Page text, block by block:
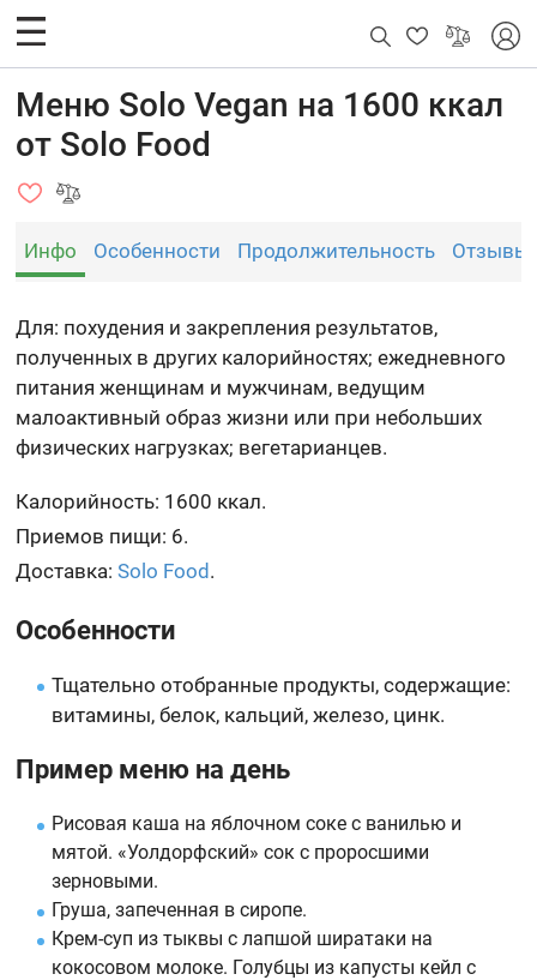
Меню Solo Vegan на 1600 ккал
от Solo Food
Инфо Особенности Продолжительность Отзывы
Для: похудения и закрепления результатов,
полученных в других калорийностях; ежедневного
питания женщинам и мужчинам, ведущим
малоактивный образ жизни или при небольших
физических нагрузках; вегетарианцев.
Калорийность: 1600 ккал.
Приемов пищи: 6.
Доставка:Solo Food .
Особенности
Тщательно отобранные продукты, содержащие:
витамины, белок, кальций, железо, цинк.
Пример меню на день
Рисовая каша на яблочном соке с ванилью и
мятой. «Уолдорфский» сок с проросшими
зерновыми.
Груша, запеченная в сиропе.
Крем-суп из тыквы с лапшой ширатаки на
кокосовом молоке. Голубцы из капусты кейл с